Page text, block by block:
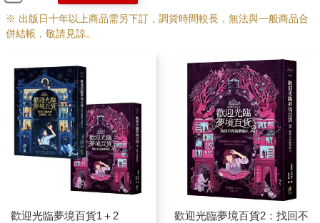
※ 出版日十年以上商品需另下訂，調貨時間較長，無法與一般商品合
併結帳，敬請見諒。
歡迎光臨夢境百貨1＋2
歡迎光臨夢境百貨2：找回不